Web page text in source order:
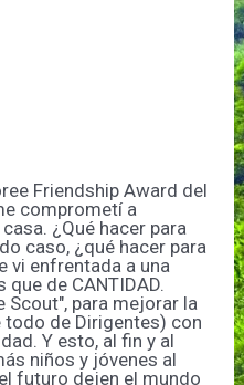
Friendship Award del
comprometí a
¿Qué hacer para
caso, ¿qué hacer para
vi enfrentada a una
de CANTIDAD.
Scout", para mejorar la
todo de Dirigentes) con
Y esto, al fin y al
niños y jóvenes al
futuro dejen el mundo